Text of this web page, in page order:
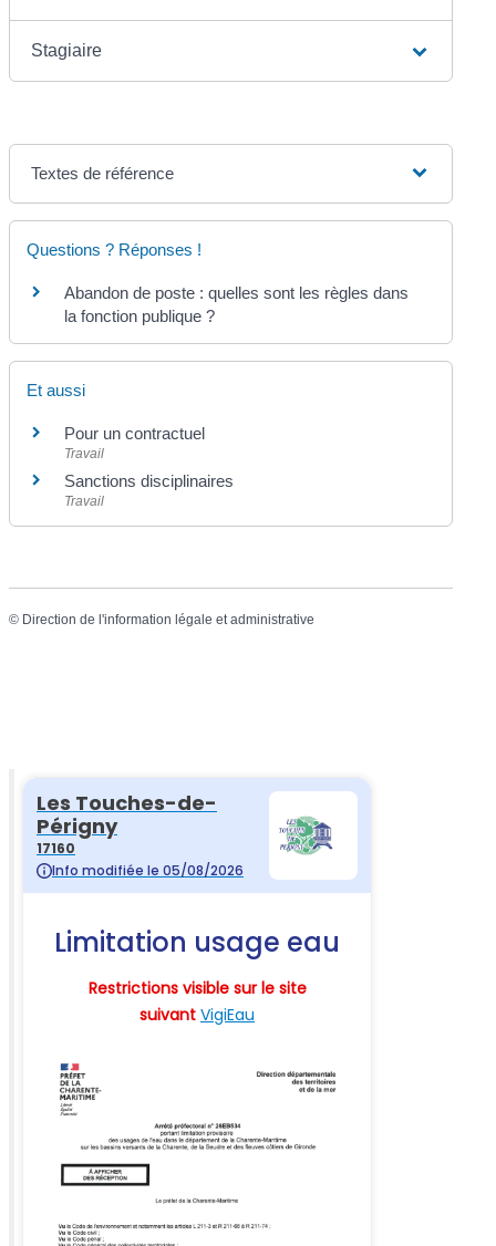
Stagiaire
Textes de référence
Questions ? Réponses !
Abandon de poste : quelles sont les règles dans
la fonction publique ?
Et aussi
Pour un contractuel
Travail
Sanctions disciplinaires
Travail
© Direction de l'information légale et administrative